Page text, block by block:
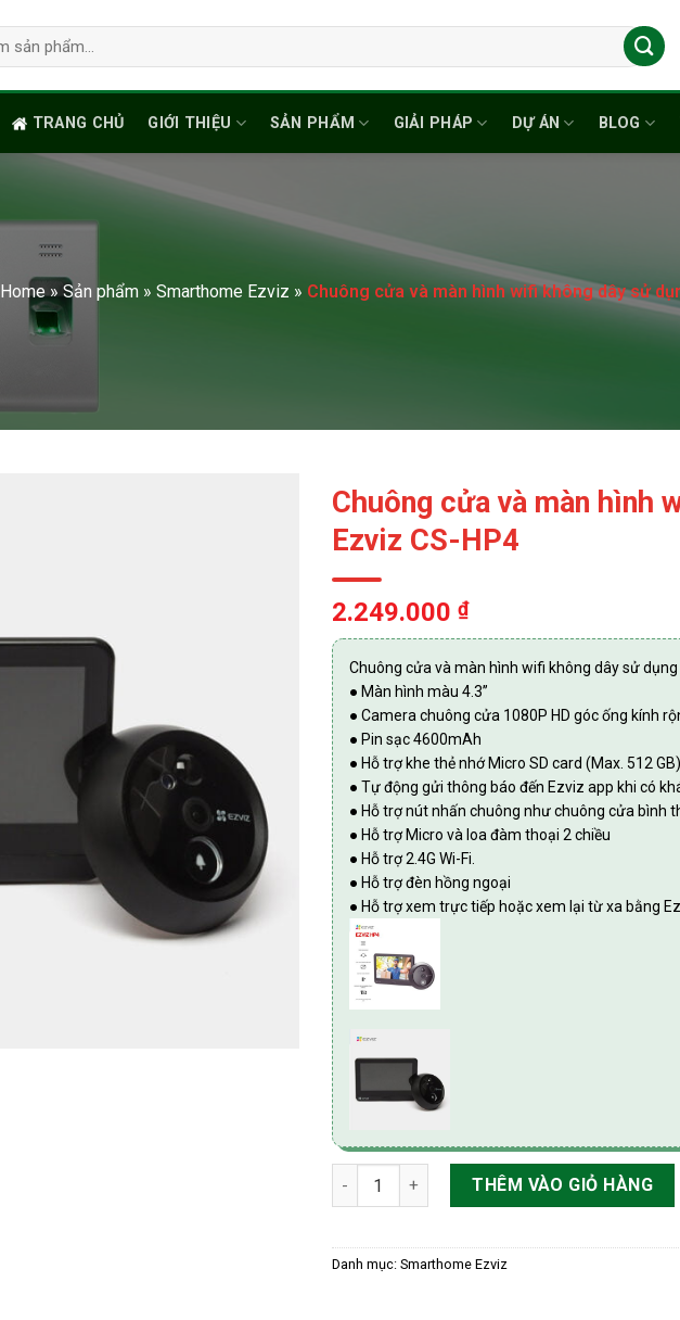
TRANG CHỦ GIỚI THIỆU SẢN PHẨM GIẢI PHÁP DỰ ÁN BLOG
Home»Sản phẩm» Smarthome Ezviz » Chuông cửa và màn hình wifi không dây sử
Chuông cửa và màn hình
Ezviz CS-HP4
2.249.000 ₫
Chuông cửa và màn hình wifi không dây sử
● Màn hình màu 4.3’’
● Camera chuông cửa 1080P HD góc ống kính
● Pin sạc 4600mAh
● Hỗ trợ khe thẻ nhớ Micro SD card (Max. 512 GB)
● Tự động gửi thông báo đến Ezviz app khi có
● Hỗ trợ nút nhấn chuông như chuông cửa bình
● Hỗ trợ Micro và loa đàm thoại 2 chiều
● Hỗ trợ 2.4G Wi-Fi.
● Hỗ trợ đèn hồng ngoại
● Hỗ trợ xem trực tiếp hoặc xem lại từ xa bằng
Chuông cửa và màn hình wifi không dây sử
THÊM VÀO GIỎ HÀNG
Danh mục: Smarthome Ezviz